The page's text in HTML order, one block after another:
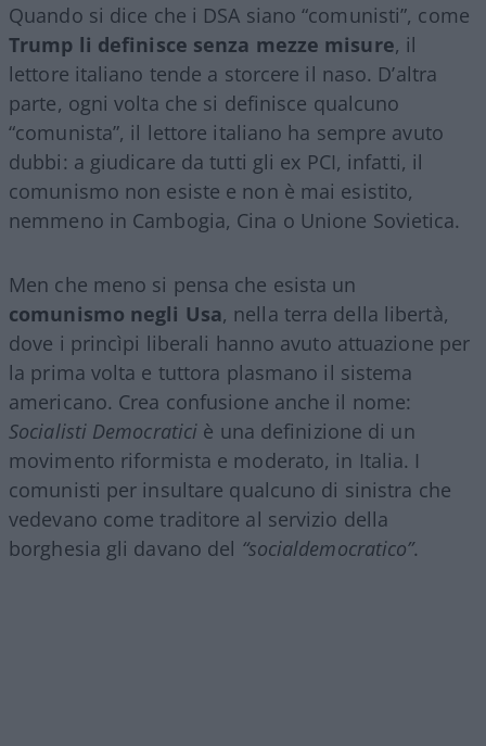
Quando si dice che i DSA siano “comunisti”, come
Trump li definisce senza mezze misure, il
lettore italiano tende a storcere il naso. D’altra
parte, ogni volta che si definisce qualcuno
“comunista”, il lettore italiano ha sempre avuto
dubbi: a giudicare da tutti gli ex PCI, infatti, il
comunismo non esiste e non è mai esistito,
nemmeno in Cambogia, Cina o Unione Sovietica.
Men che meno si pensa che esista un
comunismo negli Usa, nella terra della libertà,
dove i princìpi liberali hanno avuto attuazione per
la prima volta e tuttora plasmano il sistema
americano. Crea confusione anche il nome:
Socialisti Democratici è una definizione di un
movimento riformista e moderato, in Italia. I
comunisti per insultare qualcuno di sinistra che
vedevano come traditore al servizio della
borghesia gli davano del “socialdemocratico”.